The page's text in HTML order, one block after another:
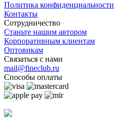
Политика конфиденциальности
Контакты
Сотрудничество
Станьте нашим автором
Корпоративным клиентам
Оптовикам
Связаться с нами
mail@fineclub.ru
Способы оплаты